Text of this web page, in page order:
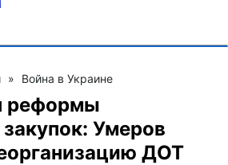
» Война в Украине
реформы
Умеров
ДОТ